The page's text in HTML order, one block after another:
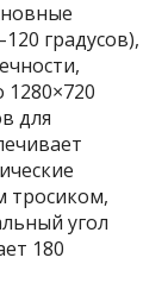
градусов),
для
тросиком,
угол
180